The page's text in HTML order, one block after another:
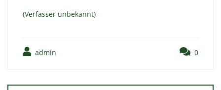
(Verfasser unbekannt)
admin 0